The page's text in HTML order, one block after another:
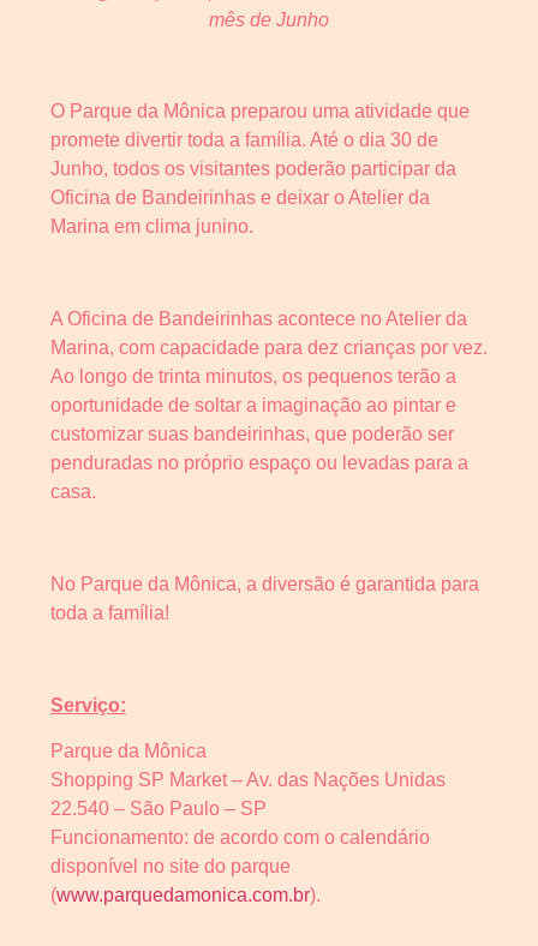
mês de Junho
O Parque da Mônica preparou uma atividade que
promete divertir toda a família. Até o dia 30 de
Junho, todos os visitantes poderão participar da
Oficina de Bandeirinhas e deixar o Atelier da
Marina em clima junino.
A Oficina de Bandeirinhas acontece no Atelier da
Marina, com capacidade para dez crianças por vez.
Ao longo de trinta minutos, os pequenos terão a
oportunidade de soltar a imaginação ao pintar e
customizar suas bandeirinhas, que poderão ser
penduradas no próprio espaço ou levadas para a
casa.
No Parque da Mônica, a diversão é garantida para
toda a família!
Serviço:
Parque da Mônica
Shopping SP Market – Av. das Nações Unidas
22.540 – São Paulo – SP
Funcionamento: de acordo com o calendário
disponível no site do parque
(www.parquedamonica.com.br).